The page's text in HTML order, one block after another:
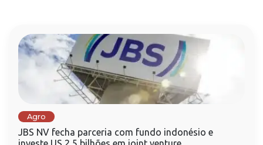
Agro
JBS NV fecha parceria com fundo indonésio e